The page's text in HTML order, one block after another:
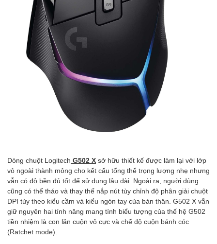
Dòng chuột Logitech G502 X sở hữu thiết kế được làm lại với lớp
vỏ ngoài thành mỏng cho kết cấu tổng thể trọng lượng nhẹ nhưng
vẫn có độ bền đủ tốt để sử dụng lâu dài. Ngoài ra, người dùng
cũng có thể tháo và thay thế nắp nút tùy chỉnh độ phân giải chuột
DPI tùy theo kiểu cầm và kiểu ngón tay của bản thân. G502 X vẫn
giữ nguyên hai tính năng mang tính biểu tượng của thế hệ G502
tiền nhiệm là con lăn cuộn vô cực và chế độ cuộn bánh cóc
(Ratchet mode).